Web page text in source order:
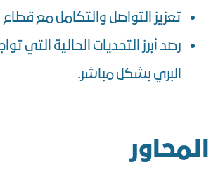
تعزيز التواصل والتكامل مع قطاع
رصد أبرز التحديات الحالية التي
البري بشكل مباشر.
المحاور